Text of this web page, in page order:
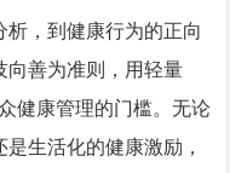
析，到健康行为的正向
向善为准则，用轻量
健康管理的门槛。无论
生活化的健康激励，